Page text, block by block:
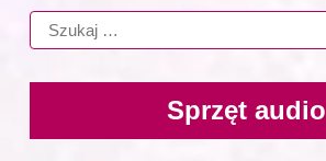
Sprzęt audio